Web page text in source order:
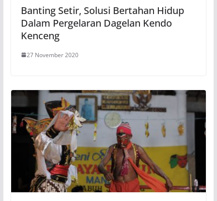
Banting Setir, Solusi Bertahan Hidup
Dalam Pergelaran Dagelan Kendo
Kenceng
27 November 2020